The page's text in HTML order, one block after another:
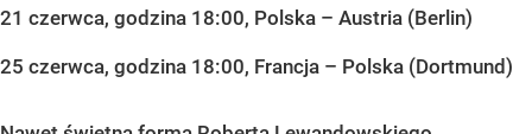
21 czerwca, godzina 18:00, Polska – Austria (Berlin)
25 czerwca, godzina 18:00, Francja – Polska (Dortmund)